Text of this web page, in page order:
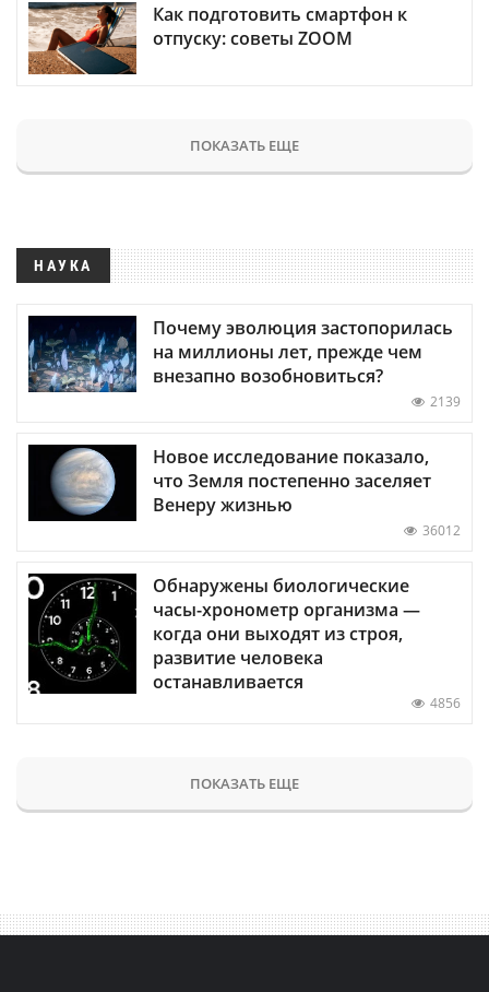
Как подготовить смартфон к
отпуску: советы ZOOM
ПОКАЗАТЬ ЕЩЕ
НАУКА
Почему эволюция застопорилась
на миллионы лет, прежде чем
внезапно возобновиться?
2139
Новое исследование показало,
что Земля постепенно заселяет
Венеру жизнью
36012
Обнаружены биологические
часы-хронометр организма —
когда они выходят из строя,
развитие человека
останавливается
4856
ПОКАЗАТЬ ЕЩЕ